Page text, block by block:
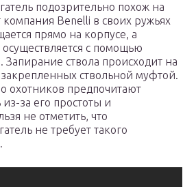
подозрительно похож на
компания Benelli в своих ружьях
прямо на корпусе, а
с помощью
ствола происходит на
ствольной муфтой.
охотников предпочитают
за его простоты и
не отметить, что
не требует такого